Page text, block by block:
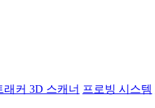
래커 3D 스캐너 프로빙 시스템